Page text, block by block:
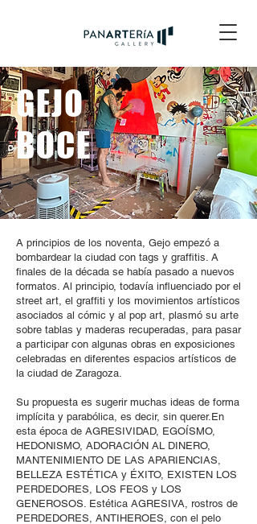
GEJO
BOCE
A principios de los noventa, Gejo empezó a
bombardear la ciudad con tags y graffitis. A
finales de la década se había pasado a nuevos
formatos. Al principio, todavía influenciado por el
street art, el graffiti y los movimientos artísticos
asociados al cómic y al pop art, plasmó su arte
sobre tablas y maderas recuperadas, para pasar
a participar con algunas obras en exposiciones
celebradas en diferentes espacios artísticos de
la ciudad de Zaragoza.
Su propuesta es sugerir muchas ideas de forma
implícita y parabólica, es decir, sin querer.En
esta época de AGRESIVIDAD, EGOÍSMO,
HEDONISMO, ADORACIÓN AL DINERO,
MANTENIMIENTO DE LAS APARIENCIAS,
BELLEZA ESTÉTICA y ÉXITO, EXISTEN LOS
PERDEDORES, LOS FEOS y LOS
GENEROSOS. Estética AGRESIVA, rostros de
PERDEDORES, ANTIHEROES, con el pelo